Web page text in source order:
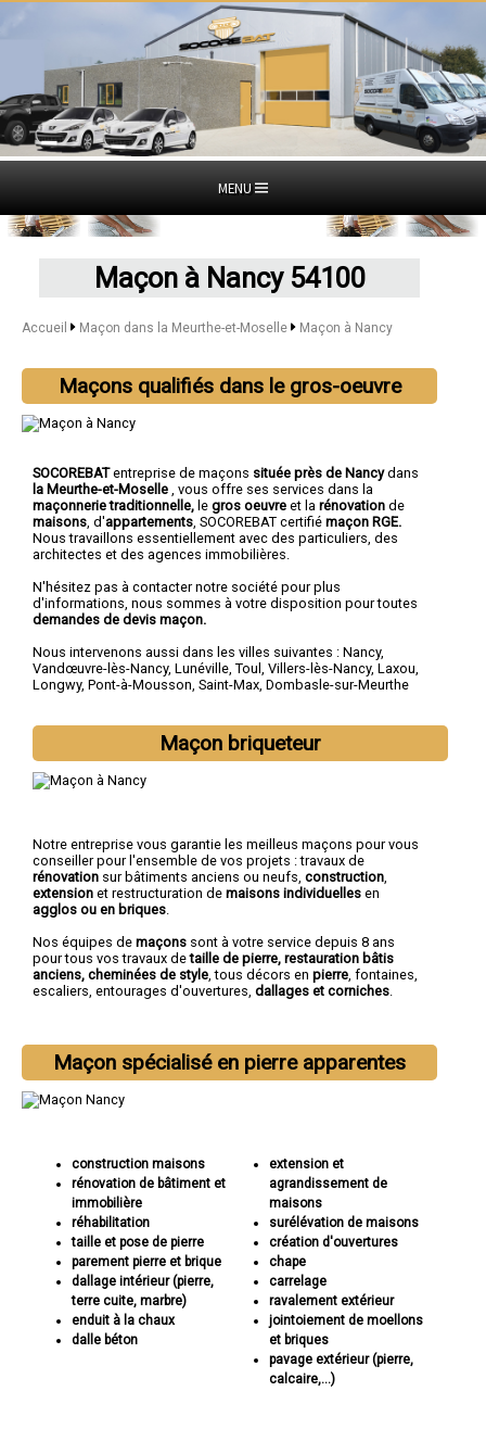
MENU
Maçon à Nancy 54100
Accueil Maçon dans la Meurthe-et-Moselle Maçon à Nancy
Maçons qualifiés dans le gros-oeuvre
SOCOREBATentreprise de maçons située près de Nancydans
la Meurthe-et-Moselle , vous offre ses services dans la
maçonnerie traditionnelle, le gros oeuvre et la rénovation de
maisons , d'appartements , SOCOREBAT certifié maçon RGE.
Nous travaillons essentiellement avec des particuliers, des
architectes et des agences immobilières.
N'hésitez pas à contacter notre société pour plus
d'informations, nous sommes à votre disposition pour toutes
demandes de devis maçon.
Nous intervenons aussi dans les villes suivantes : Nancy,
Vandœuvre-lès-Nancy, Lunéville Toul Villers-lès-Nancy, Laxou
Longwy, Pont-à-Mousson Saint-Max Dombasle-sur-Meurthe
Maçon briqueteur
Notre entreprise vous garantie les meilleus maçons pour vous
conseiller pour l'ensemble de vos projets : travaux de
rénovation sur bâtiments anciens ou neufs, construction
extension et restructuration de maisons individuelles en
agglos ou en briques
Nos équipes de maçons sont à votre service depuis 8 ans
pour tous vos travaux detaille de pierre, restauration bâtis
anciens, cheminées de style , tous décors en pierre , fontaines,
escaliers, entourages d'ouvertures, dallages et corniches
Maçon spécialisé en pierre apparentes
construction maisons
rénovation de bâtiment et
immobilière
réhabilitation
taille et pose de pierre
parement pierre et brique
dallage intérieur (pierre,
terre cuite, marbre)
enduit à la chaux
dalle béton
extension et
agrandissement de
maisons
surélévation de maisons
création d'ouvertures
chape
carrelage
ravalement extérieur
jointoiement de moellons
et briques
pavage extérieur (pierre,
calcaire,...)